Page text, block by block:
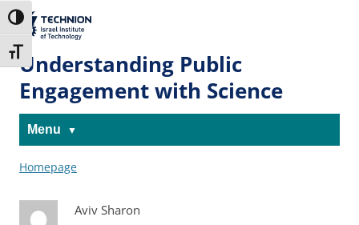
to
Content
to
navigation
Toggle High Contrast
Toggle Font size
The Technion
Site
Understanding Public
Engagement with Science
Menu
Homepage
Aviv Sharon